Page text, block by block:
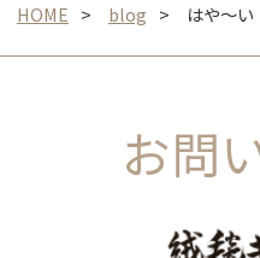
HOME blog はや〜い
お問